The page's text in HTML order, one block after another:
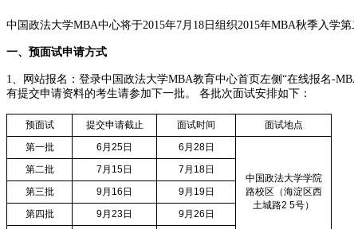
中国政法大学MBA中心将于2015年7月18日组织2015年MBA秋季入学
一、预面试申请方式
1、网站报名：登录中国政法大学MBA教育中心首页左侧“在线报名-
有提交申请资料的考生请参加下一批。 各批次面试安排如下：
预面试 提交申请截止 面试时间
面试地点
第一批
6 月25日 6 月28日
中国政法大学学院
路校区（海淀区西
土城路2 5号）
第二批 7 月 15日 7 月 18日
第三批
9月 16 日 9月 19日
第四批
9月23日 9月26 日